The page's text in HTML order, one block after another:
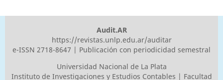
Audit.AR
https://revistas.unlp.edu.ar/auditar
e-ISSN 2718-8647 | Publicación con periodicidad semestral
Universidad Nacional de La Plata
Instituto de Investigaciones y Estudios Contables | Facultad